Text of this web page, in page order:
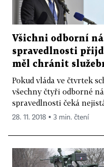
Všichni odborní
spravedlnosti
měl chránit
Pokud vláda ve čtvrtek
všechny čtyři odborné
spravedlnosti čeká
28. 11. 2018 ▪ 3 min. čtení